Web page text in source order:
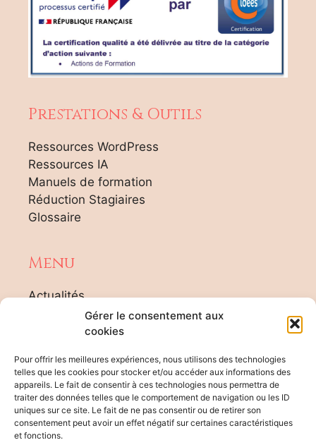
Gérer le consentement aux
cookies
Pour offrir les meilleures expériences, nous utilisons des technologies
telles que les cookies pour stocker et/ou accéder aux informations des
appareils. Le fait de consentir à ces technologies nous permettra de
traiter des données telles que le comportement de navigation ou les ID
uniques sur ce site. Le fait de ne pas consentir ou de retirer son
consentement peut avoir un effet négatif sur certaines caractéristiques
et fonctions.
Prestations & Outils
Ressources WordPress
Ressources IA
Manuels de formation
Réduction Stagiaires
Glossaire
Menu
Actualités
Agenda Formateur
Plan du site
Rgpd